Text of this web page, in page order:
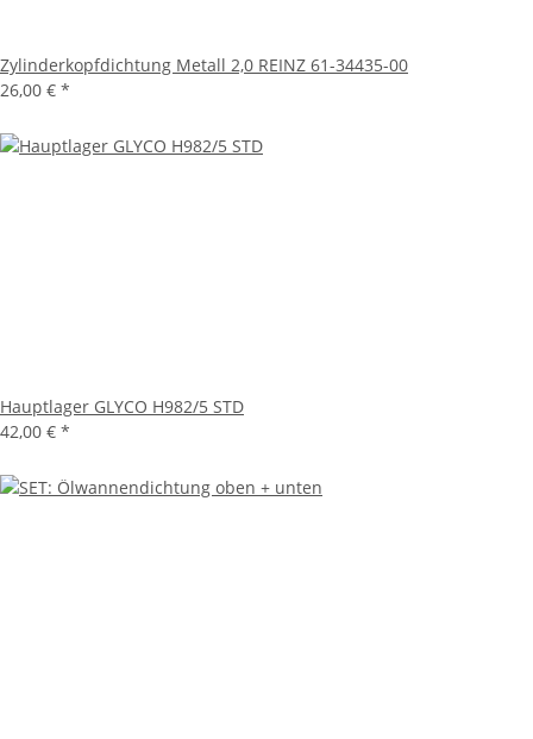
Zylinderkopfdichtung Metall 2,0 REINZ 61-34435-00
26,00 € *
Hauptlager GLYCO H982/5 STD
42,00 € *